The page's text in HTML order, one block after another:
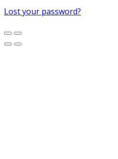
Lost your password?